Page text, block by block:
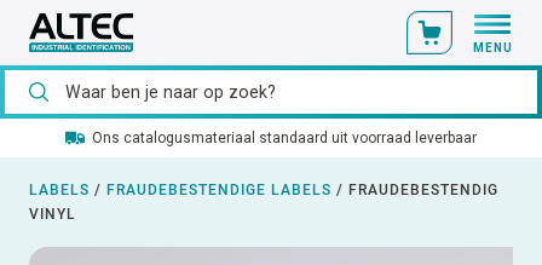
MENU
Ons catalogusmateriaal standaard uit voorraad leverbaar
LABELS / FRAUDEBESTENDIGE LABELS / FRAUDEBESTENDIG
VINYL